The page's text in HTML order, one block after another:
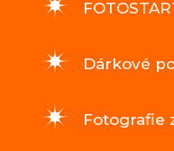
Dárkové
Fotografie